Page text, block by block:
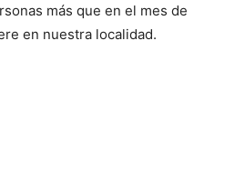
más que en el mes de
en nuestra localidad.